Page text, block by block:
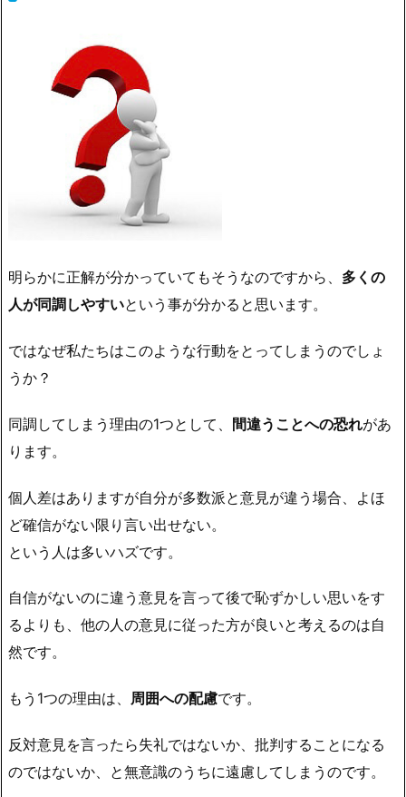
明らかに正解が分かっていてもそうなのですから、 多くの
人が同調しやすいという事が分かると思います。
ではなぜ私たちはこのような行動をとってしまうのでしょ
うか？
同調してしまう理由の1つとして、 間違うことへの恐れがあ
ります。
個人差はありますが自分が多数派と意見が違う場合、よほ
ど確信がない限り言い出せない。
という人は多いハズです。
自信がないのに違う意見を言って後で恥ずかしい思いをす
るよりも、他の人の意見に従った方が良いと考えるのは自
然です。
もう1つの理由は、 周囲への配慮です。
反対意見を言ったら失礼ではないか、批判することになる
のではないか、と無意識のうちに遠慮してしまうのです。